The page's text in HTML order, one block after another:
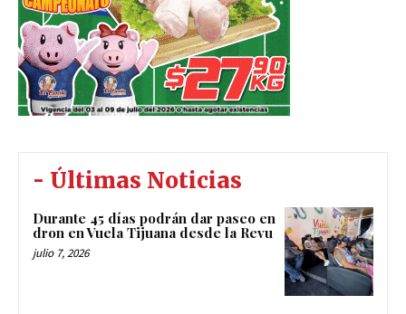
- Últimas Noticias
Durante 45 días podrán dar paseo en
dron en Vuela Tijuana desde la Revu
julio 7, 2026